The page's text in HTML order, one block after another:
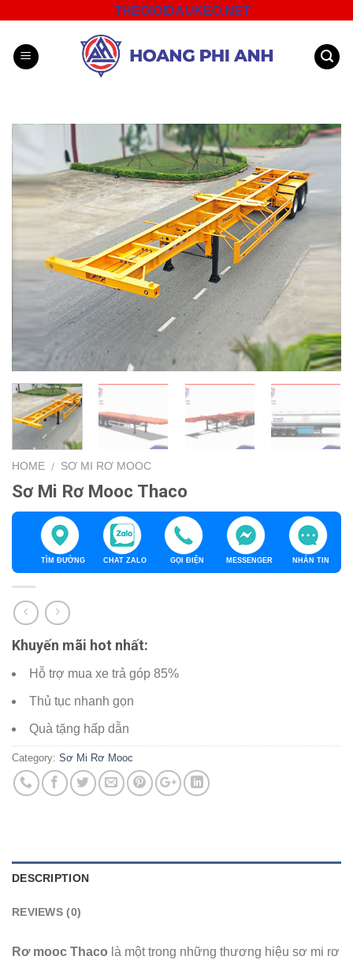
content
THEGIOIDAUKEO.NET
HOME / SƠ MI RƠ MOOC
Sơ Mi Rơ Mooc Thaco
TÌM ĐƯỜNG CHAT ZALO GỌI ĐIỆN MESSENGER NHẮN TIN
Khuyến mãi hot nhất:
Hỗ trợ mua xe trả góp 85%
Thủ tục nhanh gọn
Quà tặng hấp dẫn
Category: Sơ Mi Rơ Mooc
DESCRIPTION
REVIEWS (0)
Rơ mooc Thaco là một trong những thương hiệu sơ mi rơ